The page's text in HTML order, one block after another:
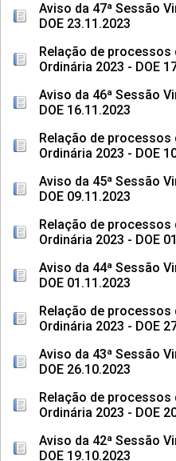
Aviso da 47ª Sessão
DOE 23.11.2023
Relação de processos
Ordinária 2023 - DOE
Aviso da 46ª Sessão
DOE 16.11.2023
Relação de processos
Ordinária 2023 - DOE
Aviso da 45ª Sessão
DOE 09.11.2023
Relação de processos
Ordinária 2023 - DOE
Aviso da 44ª Sessão
DOE 01.11.2023
Relação de processos
Ordinária 2023 - DOE
Aviso da 43ª Sessão
DOE 26.10.2023
Relação de processos
Ordinária 2023 - DOE
Aviso da 42ª Sessão
DOE 19.10.2023